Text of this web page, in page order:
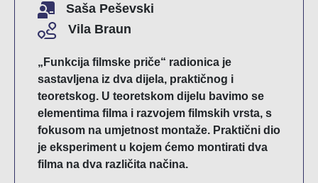
Saša Peševski
Vila Braun
„Funkcija filmske priče“ radionica je
sastavljena iz dva dijela, praktičnog i
teoretskog. U teoretskom dijelu bavimo se
elementima filma i razvojem filmskih vrsta, s
fokusom na umjetnost montaže. Praktični dio
je eksperiment u kojem ćemo montirati dva
filma na dva različita načina.